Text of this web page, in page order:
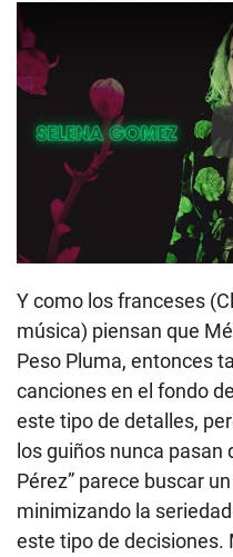
Y como los franceses
música) piensan que
Peso Pluma, entonces
canciones en el fondo
este tipo de detalles,
los guiños nunca pasan
Pérez” parece buscar
minimizando la
este tipo de decisiones.